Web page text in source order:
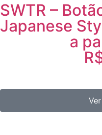
SWTR –
Japanese
a